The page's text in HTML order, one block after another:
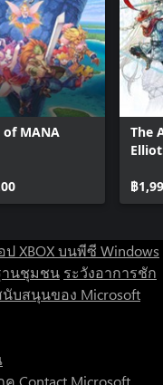
networking sites.
of MANA
The
฿
ป XBOX บนพีซี Windows
านชุมชน ระวังอาการชัก
นับสนุนของ Microsoft
ค Contact Microsoft